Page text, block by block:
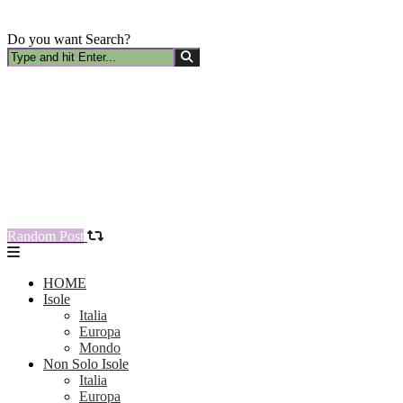
Do you want Search?
Random Post
HOME
Isole
Italia
Europa
Mondo
Non Solo Isole
Italia
Europa